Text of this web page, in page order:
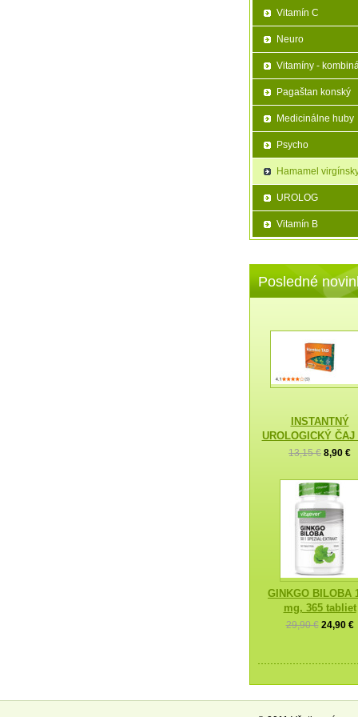
Vitamín C
Neuro
Vitamíny -
Pagaštan konský
Medicinálne huby
Psycho
Hamamel
UROLOG
Vitamín B
Posledné
INSTANTNÝ
UROLOGICKÝ ČAJ
13,15 € 8,90 €
GINKGO BILOBA
mg, 365 tabliet
29,90 € 24,90 €